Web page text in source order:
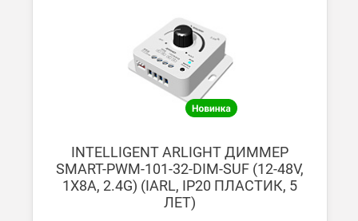
В Санкт-Петербурге
БЕСПЛАТНАЯ доставка при сумме заказа от 7000 руб.
При заказе менее 7000 руб. стоимость доставки
Мы можем доставить ваши заказы сервисом компании
Транспортные компании
INTELLIGENT ARLIGHT ДИММЕР
SMART-PWM-101-32-DIM-SUF (12-48V,
1X8A, 2.4G) (IARL, IP20 ПЛАСТИК, 5
ЛЕТ)